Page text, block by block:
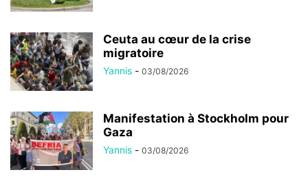
Ceuta au cœur de la crise
migratoire
Yannis - 03/08/2026
Manifestation à Stockholm pour
Gaza
Yannis - 03/08/2026